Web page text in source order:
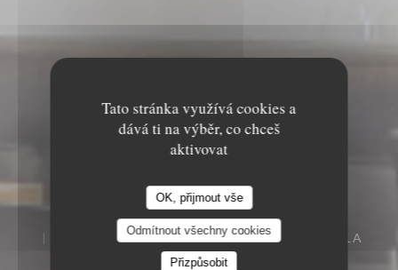
Tato stránka využívá cookies a
dává ti na výběr, co chceš
aktivovat
OK, přijmout vše
Odmítnout všechny cookies
Přizpůsobit
Le Sale Gosse
7 RUE DU PRÉSIDENT DE GAULLE 85000 LA
ROCHE SUR YON
Le Sale Gosse